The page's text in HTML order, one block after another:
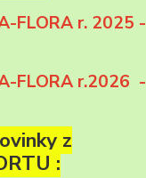
FLORA r. 2025 -
FLORA r.2026 -
z
: